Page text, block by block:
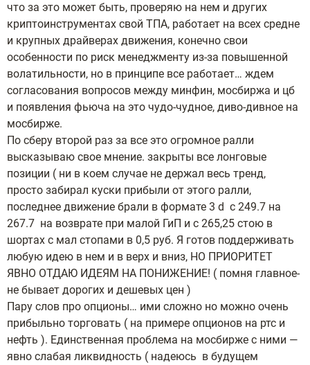
что за это может быть, проверяю на нем и других
криптоинструментах свой ТПА, работает на всех средне
и крупных драйверах движения, конечно свои
особенности по риск менеджменту из-за повышенной
волатильности, но в принципе все работает… ждем
согласования вопросов между минфин, мосбиржа и цб
и появления фьюча на это чудо-чудное, диво-дивное на
мосбирже.
По сберу второй раз за все это огромное ралли
высказываю свое мнение. закрыты все лонговые
позиции ( ни в коем случае не держал весь тренд,
просто забирал куски прибыли от этого ралли,
последнее движение брали в формате 3 d c 249.7 на
267.7 на возврате при малой ГиП и с 265,25 стою в
шортах с мал стопами в 0,5 руб. Я готов поддерживать
любую идею в нем и в верх и вниз, НО ПРИОРИТЕТ
ЯВНО ОТДАЮ ИДЕЯМ НА ПОНИЖЕНИЕ! ( помня главное-
не бывает дорогих и дешевых цен )
Пару слов про опционы… ими сложно но можно очень
прибыльно торговать ( на примере опционов на ртс и
нефть ). Единственная проблема на мосбирже с ними —
явно слабая ликвидность ( надеюсь в будущем